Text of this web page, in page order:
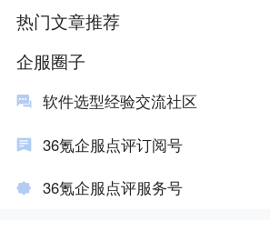
热门文章推荐
企服圈子
软件选型经验交流社区
36氪企服点评订阅号
36氪企服点评服务号